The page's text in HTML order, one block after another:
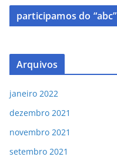
participamos do “abc”
Arquivos
janeiro 2022
dezembro 2021
novembro 2021
setembro 2021